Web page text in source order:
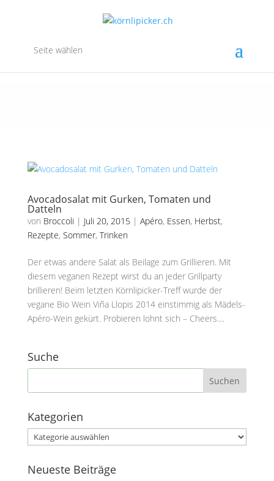
Seite wählen
Avocadosalat mit Gurken, Tomaten und
Datteln
von Broccoli | Juli 20, 2015 | Apéro, Essen, Herbst,
Rezepte, Sommer, Trinken
Der etwas andere Salat als Beilage zum Grillieren. Mit
diesem veganen Rezept wirst du an jeder Grillparty
brillieren! Beim letzten Körnlipicker-Treff wurde der
vegane Bio Wein Viña Llopis 2014 einstimmig als Mädels-
Apéro-Wein gekürt. Probieren lohnt sich – Cheers....
Suche
Kategorien
Kategorien
Neueste Beiträge